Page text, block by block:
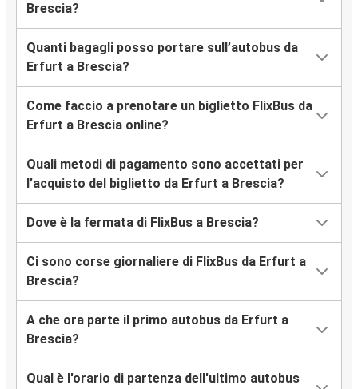
Brescia?
Quanti bagagli posso portare sull’autobus da
Erfurt a Brescia?
Come faccio a prenotare un biglietto FlixBus da
Erfurt a Brescia online?
Quali metodi di pagamento sono accettati per
l’acquisto del biglietto da Erfurt a Brescia?
Dove è la fermata di FlixBus a Brescia?
Ci sono corse giornaliere di FlixBus da Erfurt a
Brescia?
A che ora parte il primo autobus da Erfurt a
Brescia?
Qual è l'orario di partenza dell'ultimo autobus